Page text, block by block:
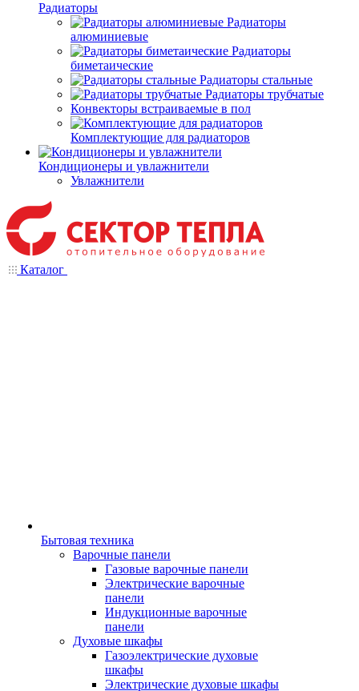
Радиаторы
Радиаторы
алюминиевые
Радиаторы
биметаические
Радиаторы стальные
Радиаторы трубчатые
Конвекторы встраиваемые в пол
Комплектующие для радиаторов
Кондиционеры и увлажнители
Увлажнители
Каталог
Бытовая техника
Варочные панели
Газовые варочные панели
Электрические варочные
панели
Индукционные варочные
панели
Духовые шкафы
Газоэлектрические духовые
шкафы
Электрические духовые шкафы